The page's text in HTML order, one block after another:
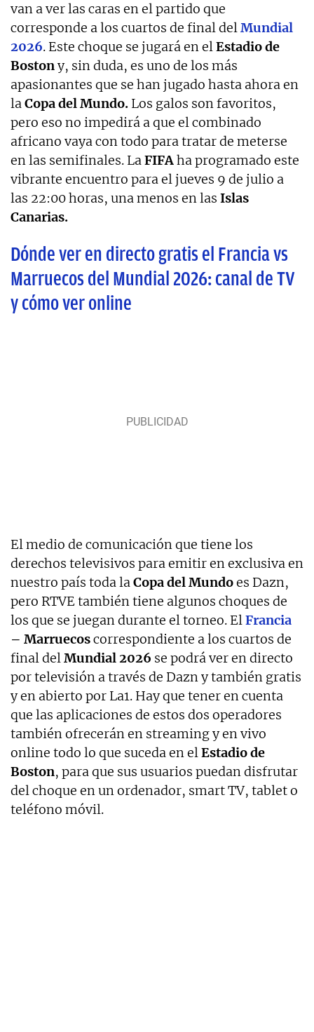
van a ver las caras en el partido que
corresponde a los cuartos de final delMundial
2026. Este choque se jugará en elEstadio de
Bostony, sin duda, es uno de los más
apasionantes que se han jugado hasta ahora en
laCopa del Mundo. Los galos son favoritos,
pero eso no impedirá a que el combinado
africano vaya con todo para tratar de meterse
en las semifinales. LaFIFAha programado este
vibrante encuentro para el jueves 9 de julio a
las 22:00 horas, una menos en las Islas
Canarias.
Dónde ver en directo gratis el Francia vs
Marruecos del Mundial 2026: canal de TV
y cómo ver online
El medio de comunicación que tiene los
derechos televisivos para emitir en exclusiva en
nuestro país toda laCopa del Mundoes Dazn,
pero RTVE también tiene algunos choques de
los que se juegan durante el torneo. ElFrancia
– Marruecoscorrespondiente a los cuartos de
final delMundial 2026 se podrá ver en directo
por televisión a través de Dazn y también gratis
y en abierto por La1. Hay que tener en cuenta
que las aplicaciones de estos dos operadores
también ofrecerán en streaming y en vivo
online todo lo que suceda en elEstadio de
Boston, para que sus usuarios puedan disfrutar
del choque en un ordenador, smart TV, tablet o
teléfono móvil.